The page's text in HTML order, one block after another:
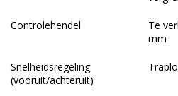
Controlehendel
Te
mm
Snelheidsregeling
(vooruit/achteruit)